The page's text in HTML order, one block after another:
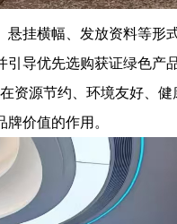
悬挂横幅、发放资料等形
引导优先选购获证绿色产
资源节约、环境友好、
价值的作用。